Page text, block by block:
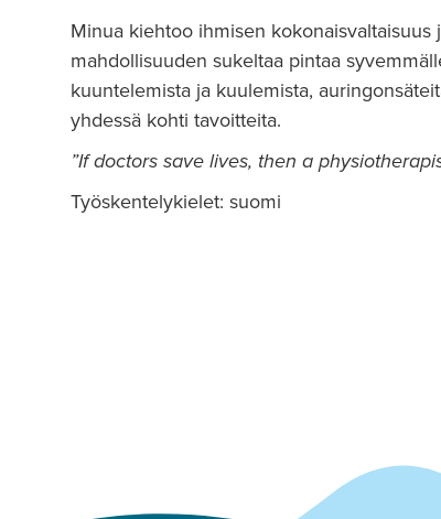
Minua kiehtoo ihmisen
mahdollisuuden sukeltaa pintaa
kuuntelemista ja kuulemista,
yhdessä kohti tavoitteita.
”If doctors save lives, then a
Työskentelykielet: suomi